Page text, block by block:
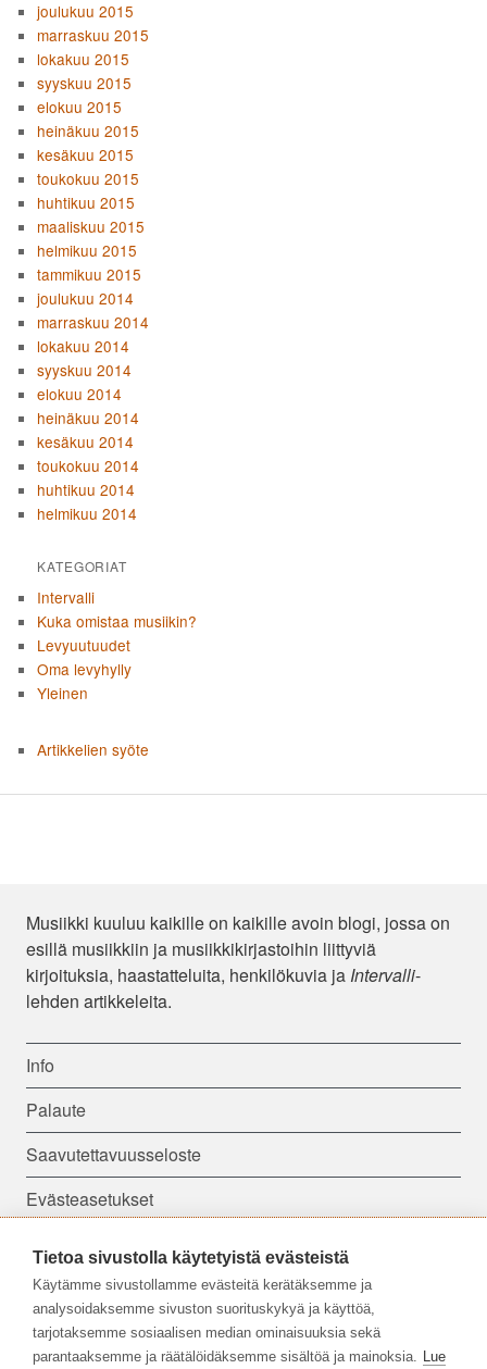
joulukuu 2015
marraskuu 2015
lokakuu 2015
syyskuu 2015
elokuu 2015
heinäkuu 2015
kesäkuu 2015
toukokuu 2015
huhtikuu 2015
maaliskuu 2015
helmikuu 2015
tammikuu 2015
joulukuu 2014
marraskuu 2014
lokakuu 2014
syyskuu 2014
elokuu 2014
heinäkuu 2014
kesäkuu 2014
toukokuu 2014
huhtikuu 2014
helmikuu 2014
KATEGORIAT
Intervalli
Kuka omistaa musiikin?
Levyuutuudet
Oma levyhylly
Yleinen
Artikkelien syöte
Musiikki kuuluu kaikille on kaikille avoin blogi, jossa on
esillä musiikkiin ja musiikkikirjastoihin liittyviä
kirjoituksia, haastatteluita, henkilökuvia ja Intervalli-
lehden artikkeleita.
Info
Palaute
Saavutettavuusseloste
Evästeasetukset
Seuraa meitä:
Tietoa sivustolla käytetyistä evästeistä
Käytämme sivustollamme evästeitä kerätäksemme ja
analysoidaksemme sivuston suorituskykyä ja käyttöä,
tarjotaksemme sosiaalisen median ominaisuuksia sekä
parantaaksemme ja räätälöidäksemme sisältöä ja mainoksia. Lue